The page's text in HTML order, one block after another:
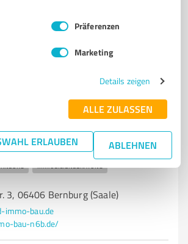
Präferenzen
Marketing
Details zeigen
ALLE ZULASSEN
ERLAUBEN ABLEHNEN
& Projektbau
& Projektbau – Ihr Partner für
IMMOBILIENKAUF
PROJEKTBAU IMMOBILIENBEWERTUNG
ALTBAUSANIERUNG
IMMOBILIENBERATUNG
3, 06406 Bernburg (Saale)
immo-bau.de
bau-n6b.de/